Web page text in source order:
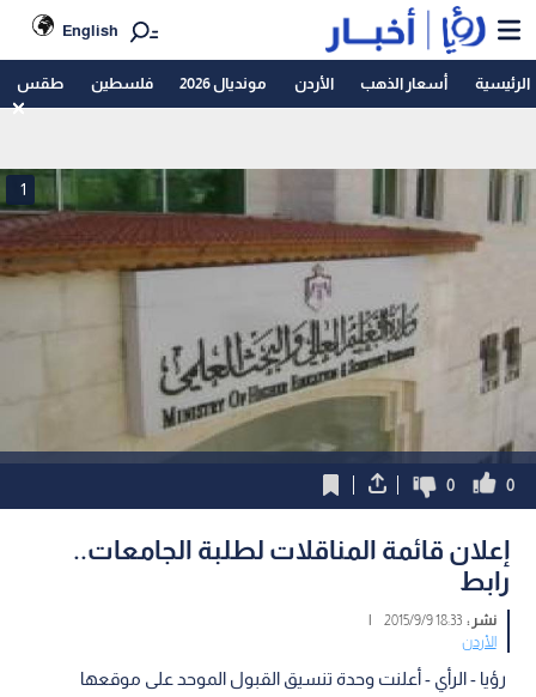
English
الرئيسية أسعار الذهب الأردن مونديال 2026 فلسطين طقس
1
0
0
إعلان قائمة المناقلات لطلبة الجامعات..
رابط
نشر :18:33 2015/9/9
|
الأردن
رؤيا - الرأي - أعلنت وحدة تنسيق القبول الموحد على موقعها